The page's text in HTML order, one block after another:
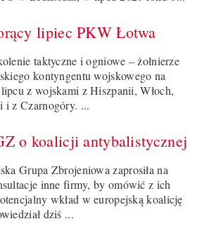
lipiec PKW Łotwa
taktyczne i ogniowe – żołnierze
kontyngentu wojskowego na
z wojskami z Hiszpanii, Włoch,
i z Czarnogóry. ...
o koalicji antybalistycznej
Grupa Zbrojeniowa zaprosiła na
inne firmy, by omówić z ich
wkład w europejską koalicję
dziś ...